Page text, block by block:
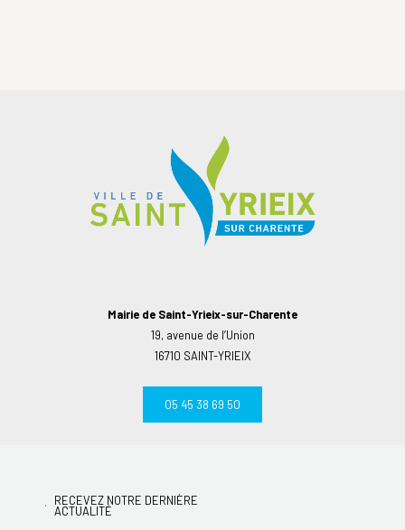
Mairie de Saint-Yrieix-sur-Charente
19, avenue de l’Union
16710 SAINT-YRIEIX
05 45 38 69 50
RECEVEZ NOTRE DERNIÈRE
ACTUALITÉ